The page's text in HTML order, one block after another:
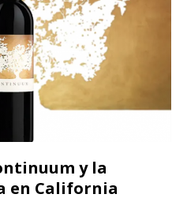
y la
en California